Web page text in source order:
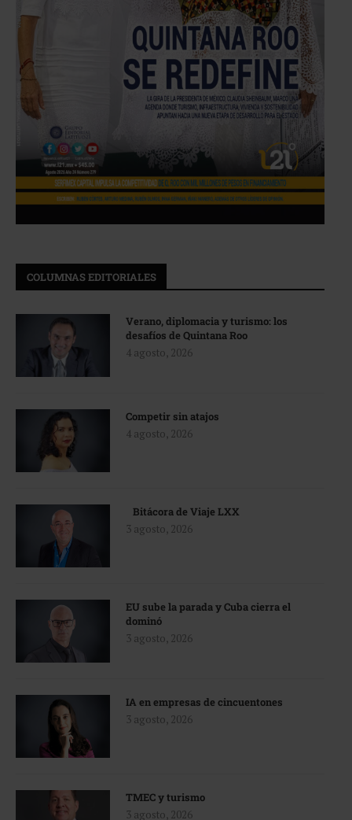
COLUMNAS EDITORIALES
Verano, diplomacia y turismo: los
desafíos de Quintana Roo
4 agosto, 2026
Competir sin atajos
4 agosto, 2026
Bitácora de Viaje LXX
3 agosto, 2026
EU sube la parada y Cuba cierra el
dominó
3 agosto, 2026
IA en empresas de cincuentones
3 agosto, 2026
TMEC y turismo
3 agosto, 2026